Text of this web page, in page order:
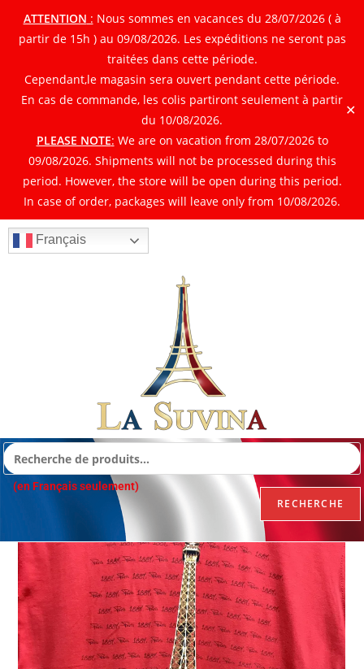
ATTENTION : Nous sommes en vacances du 28/07/2026 ( à
partir de 15h ) au 09/08/2026. Les expéditions ne seront pas
traitées dans cette période.
Cependant,le magasin sera ouvert pendant cette période.
En cas de commande, les colis partiront seulement à partir
du 10/08/2026.
PLEASE NOTE: We are on vacation from 28/07/2026 to
09/08/2026. Shipments will not be processed during this
period. However, the store will be open during this period.
In case of order, packages will leave only from 10/08/2026.
✕
Français
RECHERCHE
(en Français seulement)